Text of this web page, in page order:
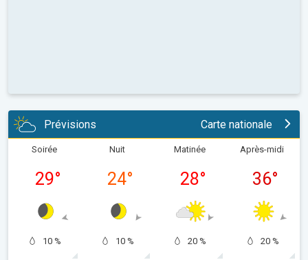
Prévisions Carte nationale
Soirée
29°
10 %
Nuit
24°
10 %
Matinée
28°
20 %
Après-midi
36°
20 %